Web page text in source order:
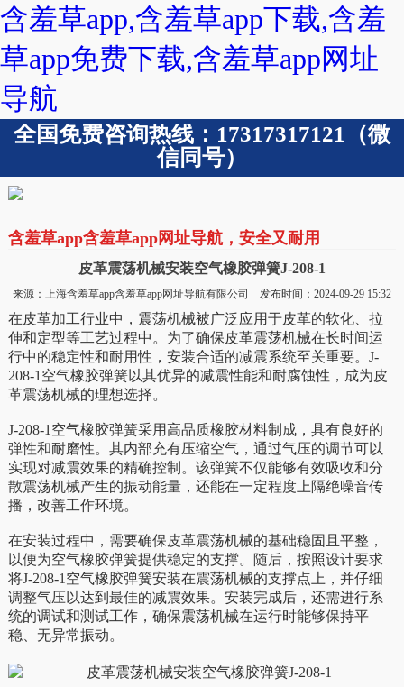
含羞草app,含羞草app下载,含羞
草app免费下载,含羞草app网址
导航
全国免费咨询热线：17317317121（微
信同号）
含羞草app含羞草app网址导航，安全又耐用
皮革震荡机械安装空气橡胶弹簧J-208-1
来源：上海含羞草app含羞草app网址导航有限公司 发布时间：2024-09-29 15:32
在皮革加工行业中，震荡机械被广泛应用于皮革的软化、拉
伸和定型等工艺过程中。为了确保皮革震荡机械在长时间运
行中的稳定性和耐用性，安装合适的减震系统至关重要。J-
208-1空气橡胶弹簧以其优异的减震性能和耐腐蚀性，成为皮
革震荡机械的理想选择。
J-208-1空气橡胶弹簧采用高品质橡胶材料制成，具有良好的
弹性和耐磨性。其内部充有压缩空气，通过气压的调节可以
实现对减震效果的精确控制。该弹簧不仅能够有效吸收和分
散震荡机械产生的振动能量，还能在一定程度上隔绝噪音传
播，改善工作环境。
在安装过程中，需要确保皮革震荡机械的基础稳固且平整，
以便为空气橡胶弹簧提供稳定的支撑。随后，按照设计要求
将J-208-1空气橡胶弹簧安装在震荡机械的支撑点上，并仔细
调整气压以达到最佳的减震效果。安装完成后，还需进行系
统的调试和测试工作，确保震荡机械在运行时能够保持平
稳、无异常振动。